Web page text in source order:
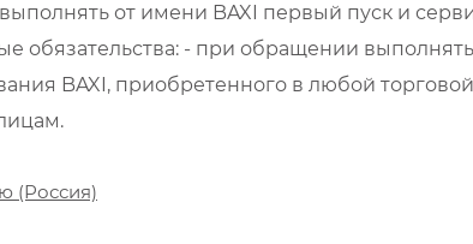
от имени BAXI первый пуск и
- при обращении
BAXI, приобретенного в любой
(Россия)